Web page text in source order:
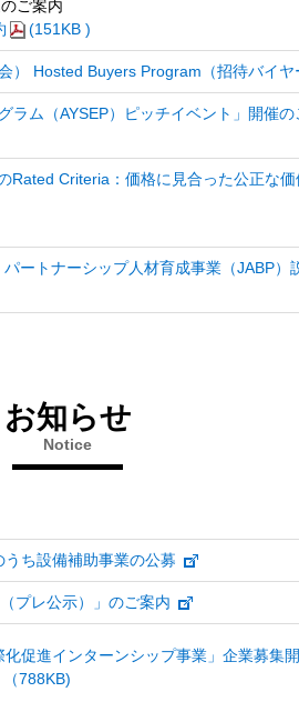
ご案内
(151KB )
） Hosted Buyers Program（招待バイ
ラム（AYSEP）ピッチイベント」開催の
Rated Criteria：価格に見合った公正な
ートナーシップ人材育成事業（JABP）
お知らせ
Notice
ち設備補助事業の公募
プレ公示）」のご案内
促進インターンシップ事業」企業募集
（788KB)